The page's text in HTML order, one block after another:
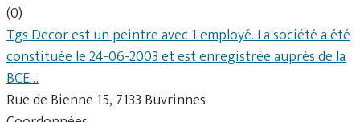
(0)
Tgs Decor est un peintre avec 1 employé. La société a été
constituée le 24-06-2003 et est enregistrée auprès de la
BCE…
Rue de Bienne 15, 7133 Buvrinnes